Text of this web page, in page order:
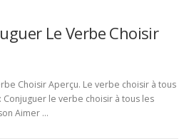
Le Verbe Choisir
Choisir Aperçu. Le verbe choisir à tous
le verbe choisir à tous les
Aimer …